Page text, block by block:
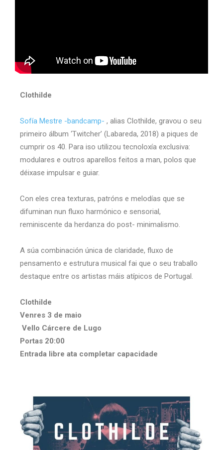
Clothilde
Sofía Mestre -bandcamp- , alias Clothilde, gravou o seu
primeiro álbum ‘Twitcher’ (Labareda, 2018) a piques de
cumprir os 40. Para iso utilizou tecnoloxía exclusiva:
modulares e outros aparellos feitos a man, polos que
déixase impulsar e guiar.
Con eles crea texturas, patróns e melodías que se
difuminan nun fluxo harmónico e sensorial,
reminiscente da herdanza do post- minimalismo.
A súa combinación única de claridade, fluxo de
pensamento e estrutura musical fai que o seu traballo
destaque entre os artistas máis atípicos de Portugal.
Clothilde
Venres 3 de maio
Vello Cárcere de Lugo
Portas 20:00
Entrada libre ata completar capacidade